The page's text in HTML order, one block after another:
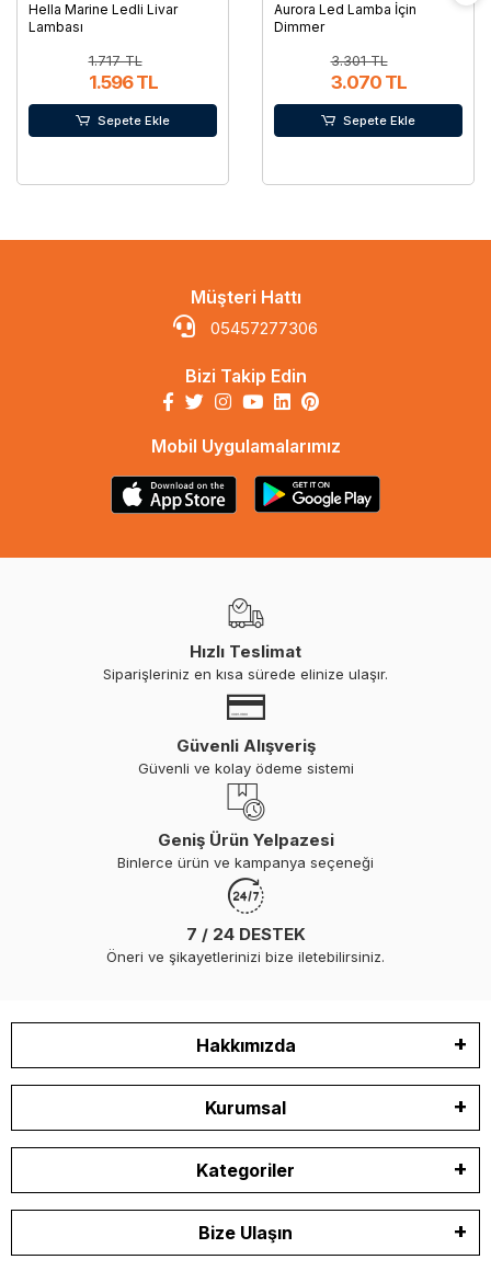
Hella Marine Ledli Livar
Lambası
1.717 TL
1.596 TL
Sepete Ekle
Aurora Led Lamba İçin
Dimmer
3.301 TL
3.070 TL
Sepete Ekle
Müşteri Hattı
05457277306
Bizi Takip Edin
Mobil Uygulamalarımız
Hızlı Teslimat
Siparişleriniz en kısa sürede elinize ulaşır.
Güvenli Alışveriş
Güvenli ve kolay ödeme sistemi
Geniş Ürün Yelpazesi
Binlerce ürün ve kampanya seçeneği
7 / 24 DESTEK
Öneri ve şikayetlerinizi bize iletebilirsiniz.
Hakkımızda
Kurumsal
Kategoriler
Bize Ulaşın